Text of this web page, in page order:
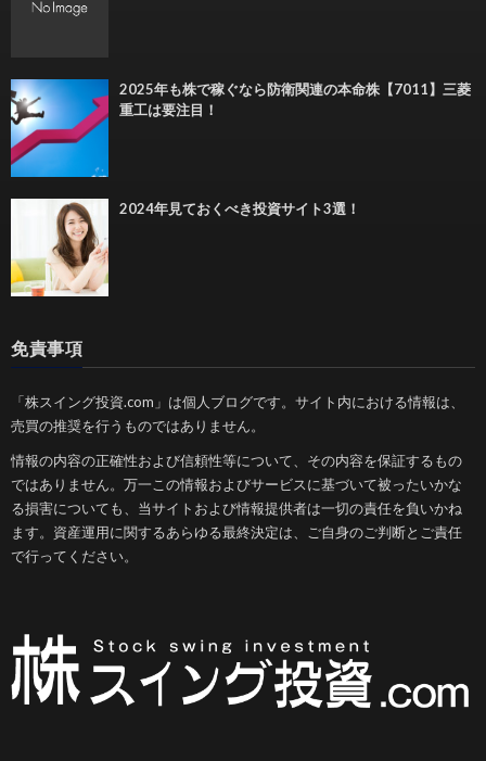
2025年も株で稼ぐなら防衛関連の本命株【7011】三菱
重工は要注目！
2024年見ておくべき投資サイト3選！
免責事項
「株スイング投資.com」は個人ブログです。サイト内における情報は、
売買の推奨を行うものではありません。
情報の内容の正確性および信頼性等について、その内容を保証するもの
ではありません。万一この情報およびサービスに基づいて被ったいかな
る損害についても、当サイトおよび情報提供者は一切の責任を負いかね
ます。資産運用に関するあらゆる最終決定は、ご自身のご判断とご責任
で行ってください。